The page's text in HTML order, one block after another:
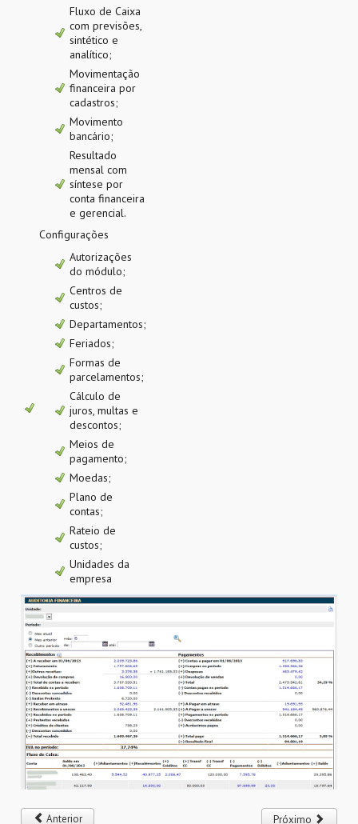
Fluxo de Caixa
com previsões,
sintético e
analítico;
Movimentação
financeira por
cadastros;
Movimento
bancário;
Resultado
mensal com
síntese por
conta financeira
e gerencial.
Configurações
Autorizações
do módulo;
Centros de
custos;
Departamentos;
Feriados;
Formas de
parcelamentos;
Cálculo de
juros, multas e
descontos;
Meios de
pagamento;
Moedas;
Plano de
contas;
Rateio de
custos;
Unidades da
empresa
Anterior Próximo